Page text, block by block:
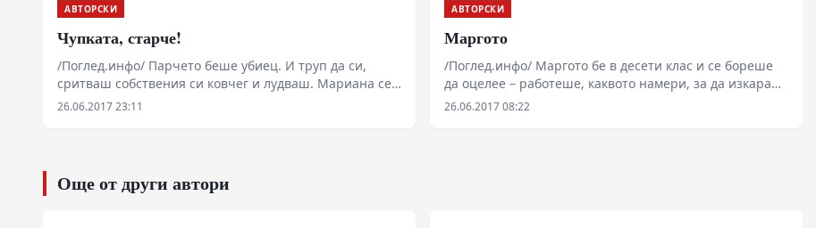
АВТОРСКИ
Чупката, старче!
/Поглед.инфо/ Парчето беше убиец. И труп да си,
сритваш собствения си ковчег и лудваш. Мариана се
втурна и тялото й сякаш закрещя. На дансинга можеш
26.06.2017 23:11
АВТОРСКИ
Маргото
/Поглед.инфо/ Маргото бе в десети клас и се бореше
да оцелее – работеше, каквото намери, за да изкара
пари.
26.06.2017 08:22
Още от други автори